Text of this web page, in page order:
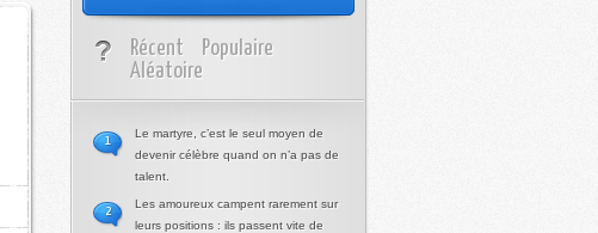
Récent
Populaire
Aléatoire
Le martyre, c’est le seul moyen de
devenir célèbre quand on n’a pas de
talent.
1
Les amoureux campent rarement sur
leurs positions : ils passent vite de
2